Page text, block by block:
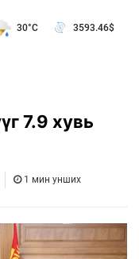
30°C 3593.46$
7.9 хувь
1 мин унших